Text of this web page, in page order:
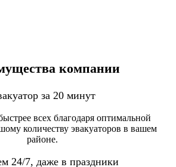
компании
за 20 минут
всех благодаря оптимальной
количеству эвакуаторов в вашем
районе.
24/7, даже в праздники